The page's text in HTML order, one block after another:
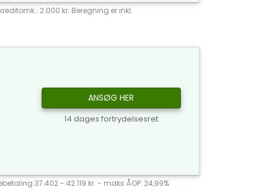
2.000 kr. Beregning er inkl.
ANSØG HER
14 dages fortrydelsesret
37.402 - 42.119 kr. - maks ÅOP: 24,99%